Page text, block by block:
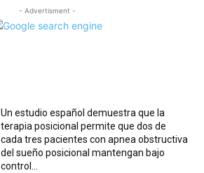
- Advertisment -
Un estudio español demuestra que la
terapia posicional permite que dos de
cada tres pacientes con apnea obstructiva
del sueño posicional mantengan bajo
control...